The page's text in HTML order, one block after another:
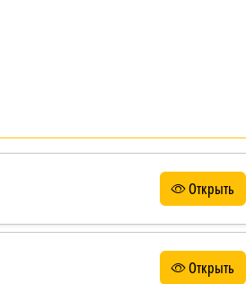
Открыть
Открыть